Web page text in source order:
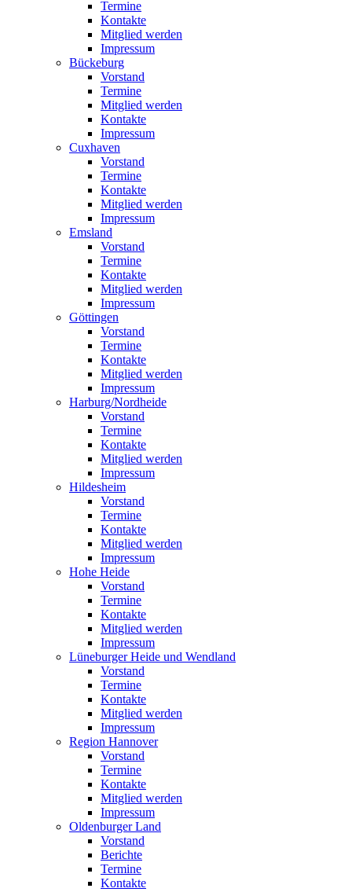
Termine
Kontakte
Mitglied werden
Impressum
Bückeburg
Vorstand
Termine
Mitglied werden
Kontakte
Impressum
Cuxhaven
Vorstand
Termine
Kontakte
Mitglied werden
Impressum
Emsland
Vorstand
Termine
Kontakte
Mitglied werden
Impressum
Göttingen
Vorstand
Termine
Kontakte
Mitglied werden
Impressum
Harburg/Nordheide
Vorstand
Termine
Kontakte
Mitglied werden
Impressum
Hildesheim
Vorstand
Termine
Kontakte
Mitglied werden
Impressum
Hohe Heide
Vorstand
Termine
Kontakte
Mitglied werden
Impressum
Lüneburger Heide und Wendland
Vorstand
Termine
Kontakte
Mitglied werden
Impressum
Region Hannover
Vorstand
Termine
Kontakte
Mitglied werden
Impressum
Oldenburger Land
Vorstand
Berichte
Termine
Kontakte